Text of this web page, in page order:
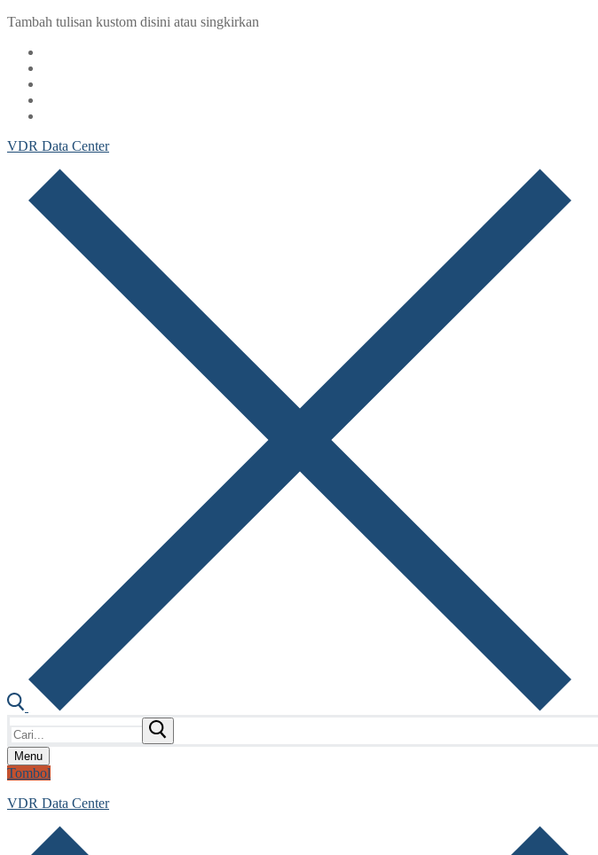
Lompat
konten
Menu
Tutup
Tambah tulisan kustom disini atau singkirkan
VDR Data Center
Menu
Tombol
VDR Data Center